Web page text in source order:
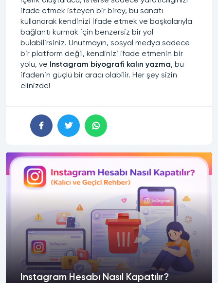
ifade etmek isteyen bir birey, bu sanatı
kullanarak kendinizi ifade etmek ve başkalarıyla
bağlantı kurmak için benzersiz bir yol
bulabilirsiniz. Unutmayın, sosyal medya sadece
bir platform değil, kendinizi ifade etmenin bir
yolu, ve
Instagram biyografi kalın yazma, bu
ifadenin güçlü bir aracı olabilir. Her şey sizin
elinizde!
Instagram Hesabı Nasıl Kapatılır?